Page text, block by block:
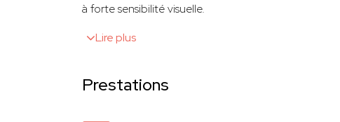
à forte sensibilité visuelle.
Lire plus
Prestations